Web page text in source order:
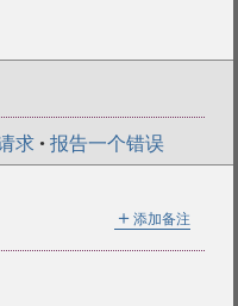
求 • 报告一个错误
＋ 添加备注